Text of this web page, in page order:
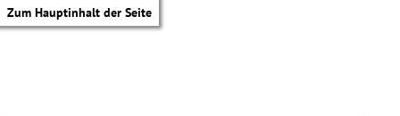
Zum Hauptinhalt der Seite